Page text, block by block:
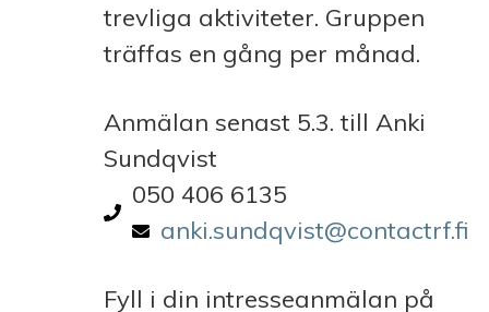
trevliga aktiviteter. Gruppen
träffas en gång per månad.
Anmälan senast 5.3. till Anki
Sundqvist
050 406 6135
anki.sundqvist@contactrf.fi
Fyll i din intresseanmälan på